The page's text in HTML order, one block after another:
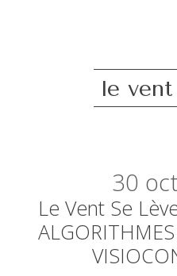
le
30
Le Vent Se